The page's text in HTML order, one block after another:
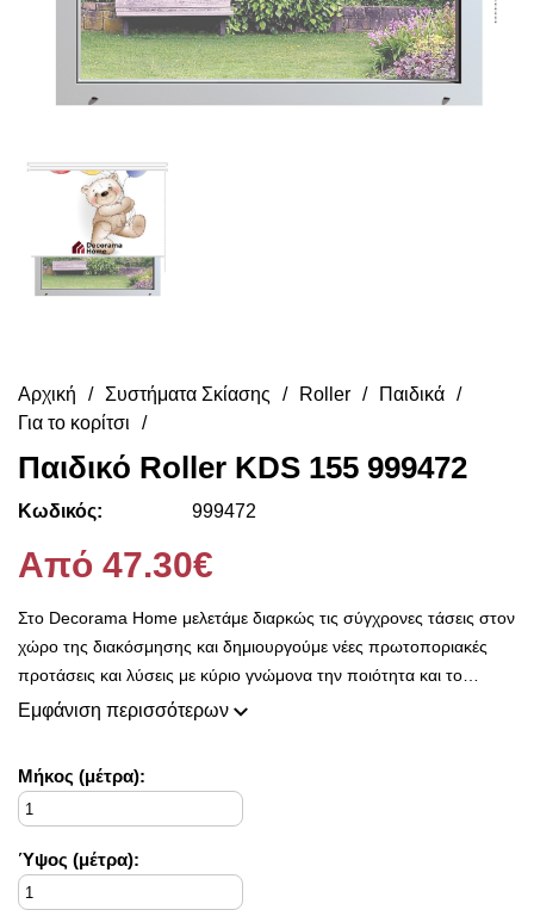
Αρχική Συστήματα Σκίασης Roller
Παιδικά
Για το κορίτσι
Παιδικό Roller KDS 155 999472
Κωδικός: 999472
Από 47.30€
Στο Decorama Home μελετάμε διαρκώς τις σύγχρονες τάσεις στον
χώρο της διακόσμησης και δημιουργούμε νέες πρωτοποριακές
προτάσεις και λύσεις με κύριο γνώμονα την ποιότητα και το
ασύγκριτο design, προκειμένου να είμαστε πάντοτε σε θέση να
φρέσκες ιδέες διακόσμησης, που ικανοποιούν ακόμη και τους πιο
απαιτητικούς!
Στο Decorama Home έχουμε ως στόχο να χαρίσουμε χρώμα και
ασύγκριτο στυλ στο προσωπικό σας χώρο και να τον αναδείξουμε
με τον πιο όμορφο τρόπο!
Εμφάνιση περισσότερων
Mήκος (μέτρα):
Ύψος (μέτρα):